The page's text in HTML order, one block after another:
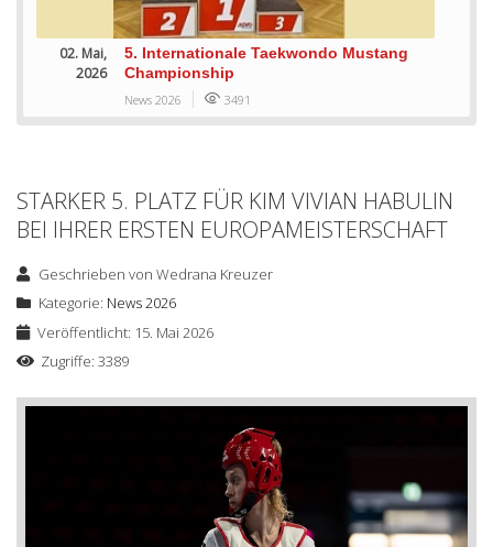
02. Mai,
2026
5. Internationale Taekwondo Mustang
Championship
News 2026 3491
STARKER 5. PLATZ FÜR KIM VIVIAN HABULIN
BEI IHRER ERSTEN EUROPAMEISTERSCHAFT
Geschrieben vonWedrana Kreuzer
Kategorie: News 2026
Veröffentlicht: 15. Mai 2026
Zugriffe: 3389